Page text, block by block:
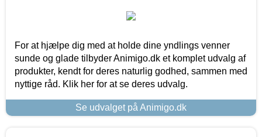
For at hjælpe dig med at holde dine yndlings venner
sunde og glade tilbyder Animigo.dk et komplet udvalg af
produkter, kendt for deres naturlig godhed, sammen med
nyttige råd. Klik her for at se deres udvalg.
Se udvalget på Animigo.dk